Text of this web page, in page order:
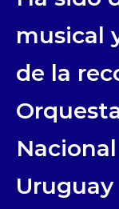
musical
de la
Uruguay